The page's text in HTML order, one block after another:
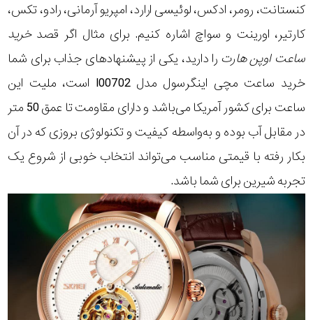
کنستانت، رومر، ادکس، لوئیسی ارارد، امپریو آرمانی، رادو، تکس،
کارتیر، اورینت و سواچ اشاره کنیم. برای مثال اگر قصدخرید
ساعت اوپن هارت را دارید، یکی از پیشنهادهای جذاب برای شما
خرید ساعت مچی اینگرسول مدل I00702
است، ملیت این
ساعت برای کشور آمریکا می‌باشد و دارای مقاومت تا عمق 50 متر
در مقابل آب بوده و به‌واسطه کیفیت و تکنولوژی بروزی که در آن
بکار رفته با قیمتی مناسب می‌تواند انتخاب خوبی از شروع یک
تجربه شیرین برای شما باشد.